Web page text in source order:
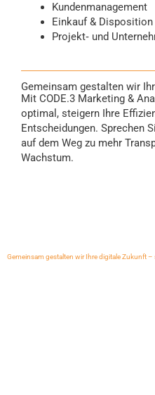
Kundenmanagement
Einkauf & Disposition
Projekt‑ und
Gemeinsam gestalten wir
Mit CODE.3 Marketing &
optimal, steigern Ihre
Entscheidungen. Sprechen
auf dem Weg zu mehr
Wachstum.
Gemeinsam gestalten wir Ihre digitale Zukunft –